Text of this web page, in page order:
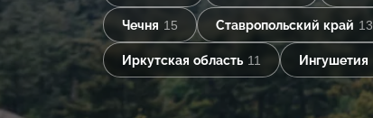
Чечня 15 Ставропольский край 13
Иркутская область 11 Ингушетия